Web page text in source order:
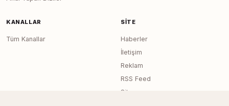
KANALLAR
Tüm Kanallar
SITE
Haberler
İletişim
Reklam
RSS Feed
Sitemap